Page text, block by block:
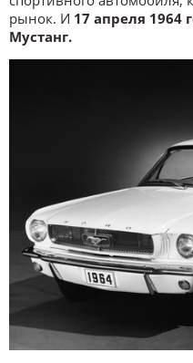
рынок. И 17 апреля 1964
Мустанг.